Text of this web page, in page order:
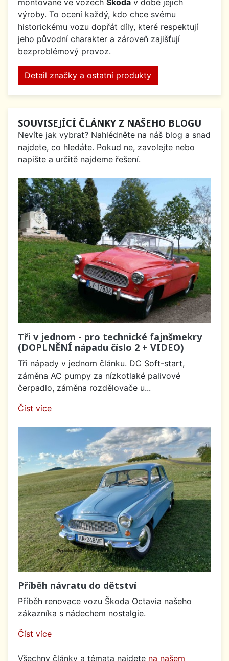
montované ve vozech Škoda v době jejich
výroby. To ocení každý, kdo chce svému
historickému vozu dopřát díly, které respektují
jeho původní charakter a zároveň zajišťují
bezproblémový provoz.
Detail značky a ostatní produkty
SOUVISEJÍCÍ ČLÁNKY Z NAŠEHO BLOGU
Nevíte jak vybrat? Nahlédněte na náš blog a snad
najdete, co hledáte. Pokud ne, zavolejte nebo
napište a určitě najdeme řešení.
Tři v jednom - pro technické fajnšmekry
(DOPLNĚNÍ nápadu číslo 2 + VIDEO)
Tři nápady v jednom článku. DC Soft-start,
záměna AC pumpy za nízkotlaké palivové
čerpadlo, záměna rozdělovače u...
Číst více
Příběh návratu do dětství
Příběh renovace vozu Škoda Octavia našeho
zákazníka s nádechem nostalgie.
Číst více
Všechny články a témata najdete na našem